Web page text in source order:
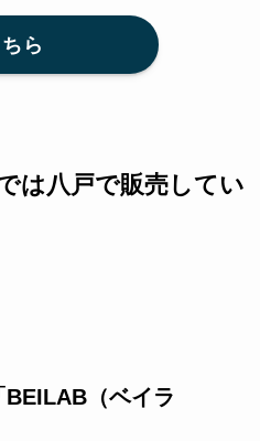
ら
は八戸で販売してい
（ベイラ